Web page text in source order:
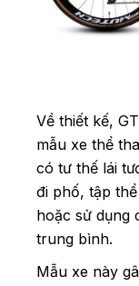
Về thiết kế,
mẫu xe thể
có tư thế lái
đi phố, tập
hoặc sử dụng
trung bình.
Mẫu xe này